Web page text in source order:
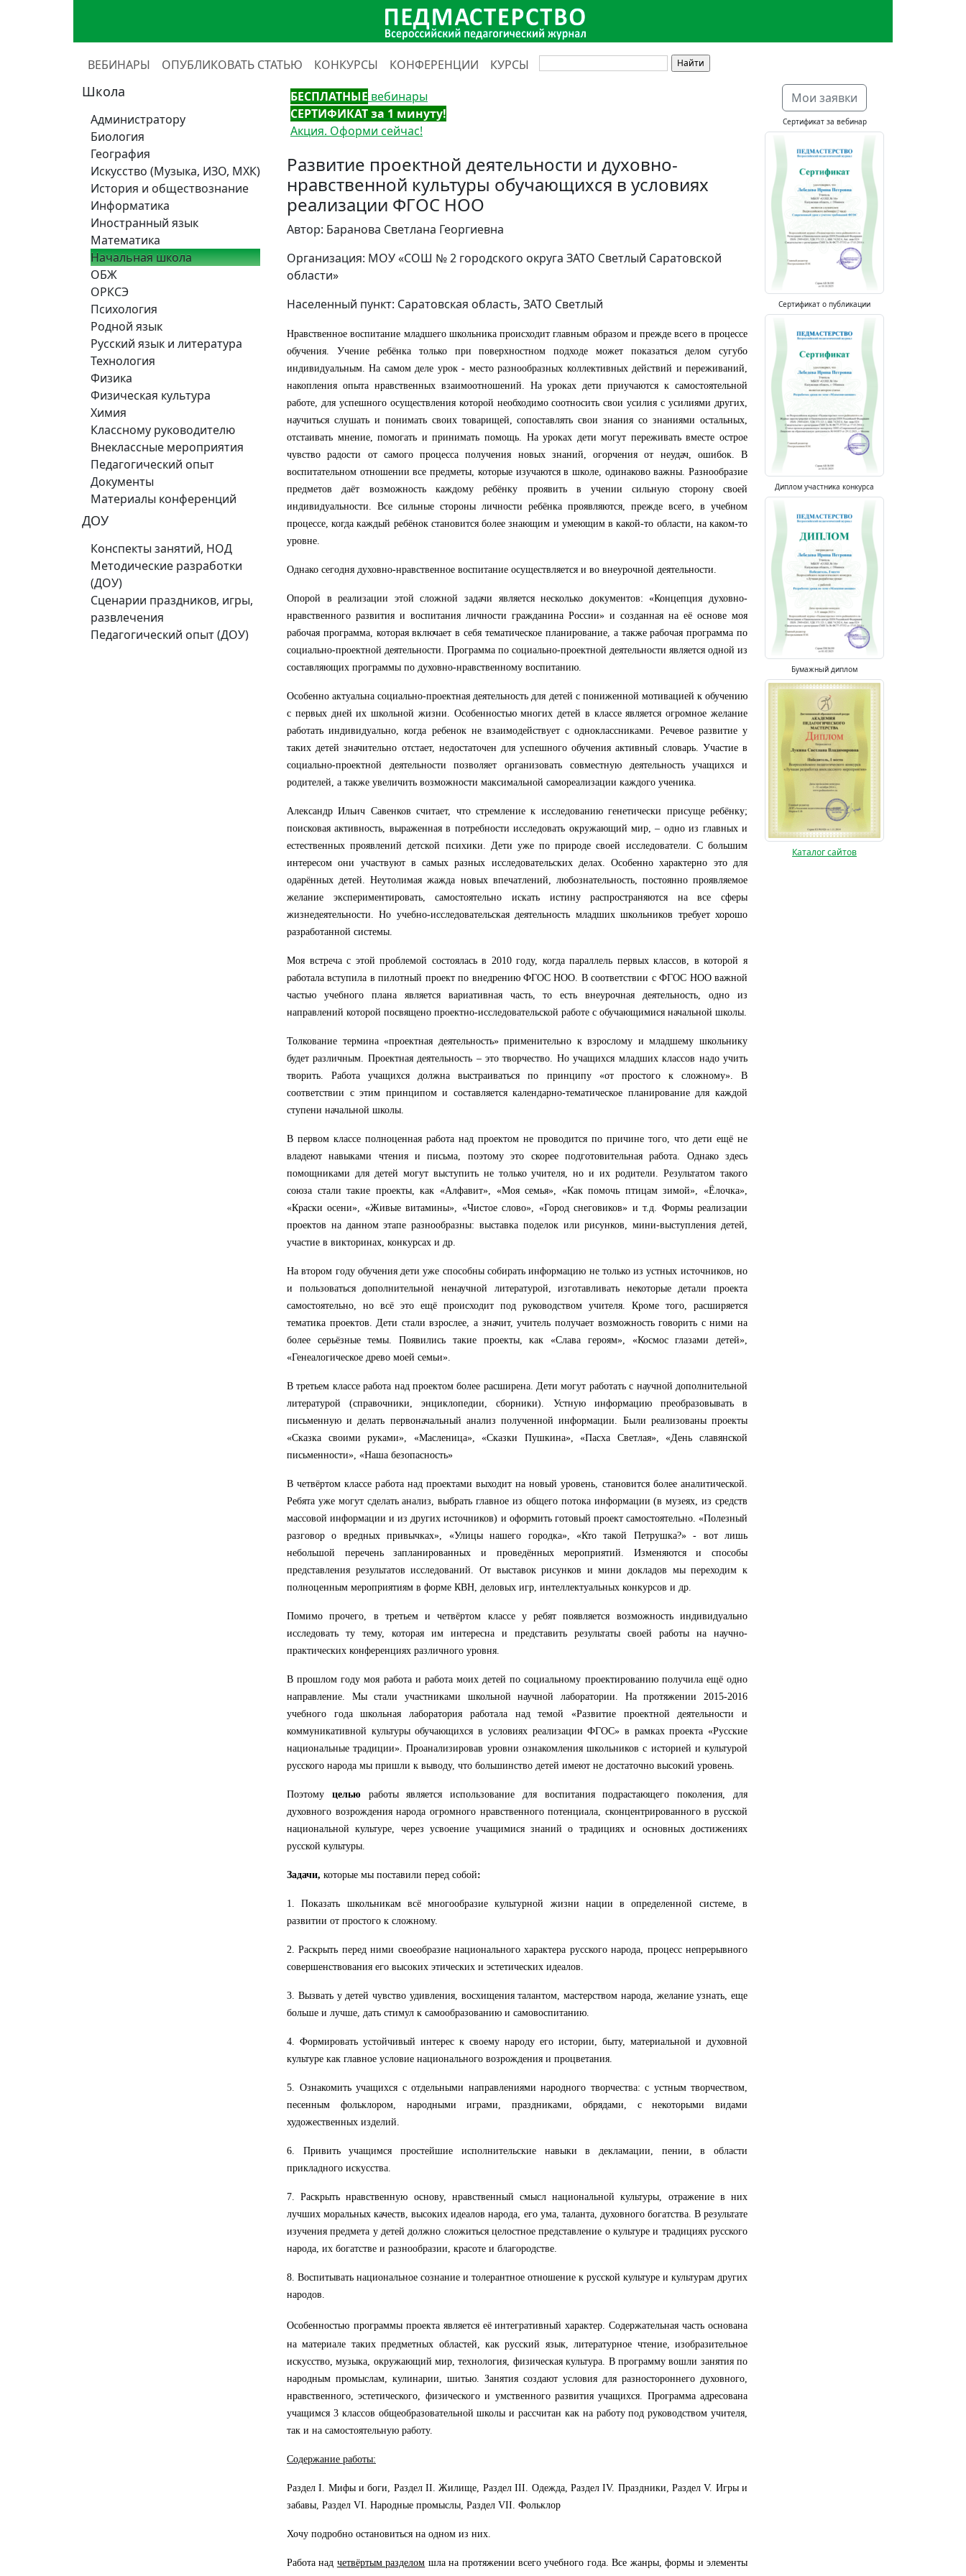
ВЕБИНАРЫ ОПУБЛИКОВАТЬ СТАТЬЮ КОНКУРСЫ КОНФЕРЕНЦИИ КУРСЫ
Школа
Администратору
Биология
География
Искусство (Музыка, ИЗО, МХК)
История и обществознание
Информатика
Иностранный язык
Математика
Начальная школа
ОБЖ
ОРКСЭ
Психология
Родной язык
Русский язык и литература
Технология
Физика
Физическая культура
Химия
Классному руководителю
Внеклассные мероприятия
Педагогический опыт
Документы
Материалы конференций
ДОУ
Конспекты занятий, НОД
Методические разработки
(ДОУ)
Сценарии праздников, игры,
развлечения
Педагогический опыт (ДОУ)
БЕСПЛАТНЫЕ вебинары
СЕРТИФИКАТ за 1 минуту!
Акция. Оформи сейчас!
Развитие проектной деятельности и духовно-
нравственной культуры обучающихся в условиях
реализации ФГОС НОО
Автор: Баранова Светлана Георгиевна
Организация: МОУ «СОШ № 2 городского округа ЗАТО Светлый Саратовской
области»
Населенный пункт: Саратовская область, ЗАТО Светлый
Нравственное воспитание младшего школьника происходит главным образом и прежде всего в процессе
обучения. Учение ребёнка только при поверхностном подходе может показаться делом сугубо
индивидуальным. На самом деле урок - место разнообразных коллективных действий и переживаний,
накопления опыта нравственных взаимоотношений. На уроках дети приучаются к самостоятельной
работе, для успешного осуществления которой необходимо соотносить свои усилия с усилиями других,
научиться слушать и понимать своих товарищей, сопоставлять свои знания со знаниями остальных,
отстаивать мнение, помогать и принимать помощь. На уроках дети могут переживать вместе острое
чувство радости от самого процесса получения новых знаний, огорчения от неудач, ошибок. В
воспитательном отношении все предметы, которые изучаются в школе, одинаково важны. Разнообразие
предметов даёт возможность каждому ребёнку проявить в учении сильную сторону своей
индивидуальности. Все сильные стороны личности ребёнка проявляются, прежде всего, в учебном
процессе, когда каждый ребёнок становится более знающим и умеющим в какой-то области, на каком-то
уровне.
Однако сегодня духовно-нравственное воспитание осуществляется и во внеурочной деятельности.
Опорой в реализации этой сложной задачи является несколько документов: «Концепция духовно-
нравственного развития и воспитания личности гражданина России» и созданная на её основе моя
рабочая программа, которая включает в себя тематическое планирование, а также рабочая программа по
социально-проектной деятельности. Программа по социально-проектной деятельности является одной из
составляющих программы по духовно-нравственному воспитанию.
Особенно актуальна социально-проектная деятельность для детей с пониженной мотивацией к обучению
с первых дней их школьной жизни. Особенностью многих детей в классе является огромное желание
работать индивидуально, когда ребенок не взаимодействует с одноклассниками. Речевое развитие у
таких детей значительно отстает, недостаточен для успешного обучения активный словарь. Участие в
социально-проектной деятельности позволяет организовать совместную деятельность учащихся и
родителей, а также увеличить возможности максимальной самореализации каждого ученика.
Александр Ильич Савенков считает, что стремление к исследованию генетически присуще ребёнку;
поисковая активность, выраженная в потребности исследовать окружающий мир, – одно из главных и
естественных проявлений детской психики. Дети уже по природе своей исследователи. С большим
интересом они участвуют в самых разных исследовательских делах. Особенно характерно это для
одарённых детей. Неутолимая жажда новых впечатлений, любознательность, постоянно проявляемое
желание экспериментировать, самостоятельно искать истину распространяются на все сферы
жизнедеятельности. Но учебно-исследовательская деятельность младших школьников требует хорошо
разработанной системы.
Моя встреча с этой проблемой состоялась в 2010 году, когда параллель первых классов, в которой я
работала вступила в пилотный проект по внедрению ФГОС НОО. В соответствии с ФГОС НОО важной
частью учебного плана является вариативная часть, то есть внеурочная деятельность, одно из
направлений которой посвящено проектно-исследовательской работе с обучающимися начальной школы.
Толкование термина «проектная деятельность» применительно к взрослому и младшему школьнику
будет различным. Проектная деятельность – это творчество. Но учащихся младших классов надо учить
творить. Работа учащихся должна выстраиваться по принципу «от простого к сложному». В
соответствии с этим принципом и составляется календарно-тематическое планирование для каждой
ступени начальной школы.
В первом классе полноценная работа над проектом не проводится по причине того, что дети ещё не
владеют навыками чтения и письма, поэтому это скорее подготовительная работа. Однако здесь
помощниками для детей могут выступить не только учителя, но и их родители. Результатом такого
союза стали такие проекты, как «Алфавит», «Моя семья», «Как помочь птицам зимой», «Ёлочка»,
«Краски осени», «Живые витамины», «Чистое слово», «Город снеговиков» и т.д. Формы реализации
проектов на данном этапе разнообразны: выставка поделок или рисунков, мини-выступления детей,
участие в викторинах, конкурсах и др.
На втором году обучения дети уже способны собирать информацию не только из устных источников, но
и пользоваться дополнительной ненаучной литературой, изготавливать некоторые детали проекта
самостоятельно, но всё это ещё происходит под руководством учителя. Кроме того, расширяется
тематика проектов. Дети стали взрослее, а значит, учитель получает возможность говорить с ними на
более серьёзные темы. Появились такие проекты, как «Слава героям», «Космос глазами детей»,
«Генеалогическое древо моей семьи».
В третьем классе работа над проектом более расширена. Дети могут работать с научной дополнительной
литературой (справочники, энциклопедии, сборники). Устную информацию преобразовывать в
письменную и делать первоначальный анализ полученной информации. Были реализованы проекты
«Сказка своими руками», «Масленица», «Сказки Пушкина», «Пасха Светлая», «День славянской
письменности», «Наша безопасность»
В четвёртом классе работа над проектами выходит на новый уровень, становится более аналитической.
Ребята уже могут сделать анализ, выбрать главное из общего потока информации (в музеях, из средств
массовой информации и из других источников) и оформить готовый проект самостоятельно. «Полезный
разговор о вредных привычках», «Улицы нашего городка», «Кто такой Петрушка?» - вот лишь
небольшой перечень запланированных и проведённых мероприятий. Изменяются и способы
представления результатов исследований. От выставок рисунков и мини докладов мы переходим к
полноценным мероприятиям в форме КВН, деловых игр, интеллектуальных конкурсов и др.
Помимо прочего, в третьем и четвёртом классе у ребят появляется возможность индивидуально
исследовать ту тему, которая им интересна и представить результаты своей работы на научно-
практических конференциях различного уровня.
В прошлом году моя работа и работа моих детей по социальному проектированию получила ещё одно
направление. Мы стали участниками школьной научной лаборатории. На протяжении 2015-2016
учебного года школьная лаборатория работала над темой «Развитие проектной деятельности и
коммуникативной культуры обучающихся в условиях реализации ФГОС» в рамках проекта «Русские
национальные традиции». Проанализировав уровни ознакомления школьников с историей и культурой
русского народа мы пришли к выводу, что большинство детей имеют не достаточно высокий уровень.
Поэтому цельюработы является использование для воспитания подрастающего поколения, для
духовного возрождения народа огромного нравственного потенциала, сконцентрированного в русской
национальной культуре, через усвоение учащимися знаний о традициях и основных достижениях
русской культуры.
Задачи, которые мы поставили перед собой:
1. Показать школьникам всё многообразие культурной жизни нации в определенной системе, в
развитии от простого к сложному.
2. Раскрыть перед ними своеобразие национального характера русского народа, процесс непрерывного
совершенствования его высоких этических и эстетических идеалов.
3. Вызвать у детей чувство удивления, восхищения талантом, мастерством народа, желание узнать, еще
больше и лучше, дать стимул к самообразованию и самовоспитанию.
4. Формировать устойчивый интерес к своему народу его истории, быту, материальной и духовной
культуре как главное условие национального возрождения и процветания.
5. Ознакомить учащихся с отдельными направлениями народного творчества: с устным творчеством,
песенным фольклором, народными играми, праздниками, обрядами, с некоторыми видами
художественных изделий.
6. Привить учащимся простейшие исполнительские навыки в декламации, пении, в области
прикладного искусства.
7. Раскрыть нравственную основу, нравственный смысл национальной культуры, отражение в них
лучших моральных качеств, высоких идеалов народа, его ума, таланта, духовного богатства. В результате
изучения предмета у детей должно сложиться целостное представление о культуре и традициях русского
народа, их богатстве и разнообразии, красоте и благородстве.
8. Воспитывать национальное сознание и толерантное отношение к русской культуре и культурам других
народов.
Особенностью программы проекта является её интегративный характер. Содержательная часть основана
на материале таких предметных областей, как русский язык, литературное чтение, изобразительное
искусство, музыка, окружающий мир, технология, физическая культура. В программу вошли занятия по
народным промыслам, кулинарии, шитью. Занятия создают условия для разностороннего духовного,
нравственного, эстетического, физического и умственного развития учащихся. Программа адресована
учащимся 3 классов общеобразовательной школы и рассчитан как на работу под руководством учителя,
так и на самостоятельную работу.
Содержание работы:
Раздел I. Мифы и боги, Раздел II. Жилище, Раздел III. Одежда, Раздел IV. Праздники, Раздел V. Игры и
забавы, Раздел VI. Народные промыслы, Раздел VII. Фольклор
Хочу подробно остановиться на одном из них.
Работа над четвёртым разделом шла на протяжении всего учебного года.Все жанры, формы и элементы
Мои заявки
Сертификат за вебинар
Сертификат о публикации
Диплом участника конкурса
Бумажный диплом
Каталог сайтов